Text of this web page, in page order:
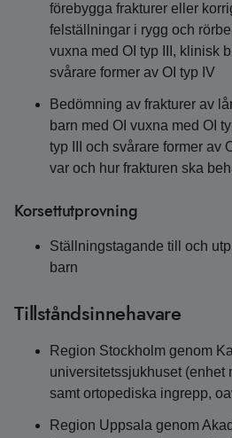
förebygga frakturer eller
felställningar i rygg och
vuxna med OI typ III, klinisk
svårare former av OI typ IV
Bedömning av frakturer av
barn med OI vuxna med OI
typ III och svårare former av
var och hur frakturen ska
Korsettutprovning
Ställningstagande till och
barn
Tillståndsinnehavare
Region Stockholm genom
universitetssjukhuset (enhet
samt ortopediska ingrepp,
Region Uppsala genom